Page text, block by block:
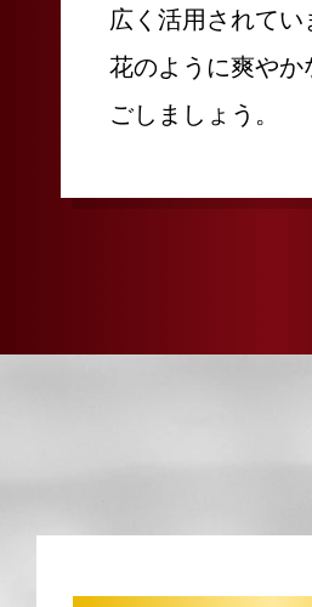
広く活用されてい
花のように爽やか
ごしましょう。